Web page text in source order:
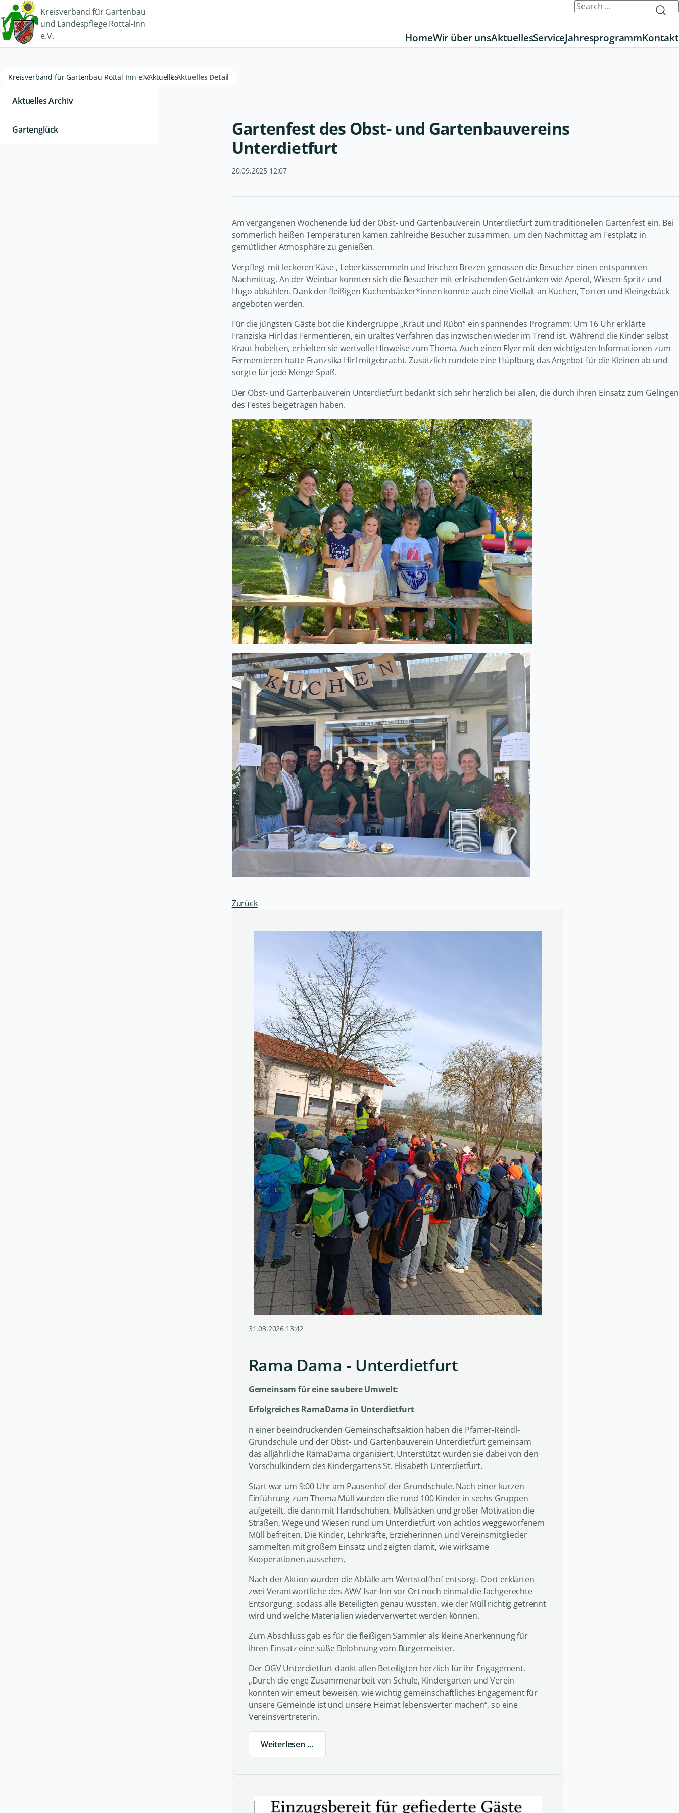
Kreisverband für Gartenbau
und Landespflege Rottal-Inn
e.V.
HomeWir über unsAktuellesServiceJahresprogrammKontakt
Kreisverband für Gartenbau Rottal-Inn e.V.AktuellesAktuelles Detail
Gartenfest des Obst- und Gartenbauvereins
Unterdietfurt
20.09.2025 12:07
Am vergangenen Wochenende lud der Obst- und Gartenbauverein Unterdietfurt zum traditionellen Gartenfest ein. Bei
sommerlich heißen Temperaturen kamen zahlreiche Besucher zusammen, um den Nachmittag am Festplatz in
gemütlicher Atmosphäre zu genießen.
Verpflegt mit leckeren Käse-, Leberkässemmeln und frischen Brezen genossen die Besucher einen entspannten
Nachmittag. An der Weinbar konnten sich die Besucher mit erfrischenden Getränken wie Aperol, Wiesen-Spritz und
Hugo abkühlen. Dank der fleißigen Kuchenbäcker*innen konnte auch eine Vielfalt an Kuchen, Torten und Kleingebäck
angeboten werden.
Für die jüngsten Gäste bot die Kindergruppe „Kraut und Rübn“ ein spannendes Programm: Um 16 Uhr erklärte
Franziska Hirl das Fermentieren, ein uraltes Verfahren das inzwischen wieder im Trend ist. Während die Kinder selbst
Kraut hobelten, erhielten sie wertvolle Hinweise zum Thema. Auch einen Flyer mit den wichtigsten Informationen zum
Fermentieren hatte Franzsika Hirl mitgebracht. Zusätzlich rundete eine Hüpfburg das Angebot für die Kleinen ab und
sorgte für jede Menge Spaß.
Der Obst- und Gartenbauverein Unterdietfurt bedankt sich sehr herzlich bei allen, die durch ihren Einsatz zum Gelingen
des Festes beigetragen haben.
Zurück
31.03.2026 13:42
Rama Dama - Unterdietfurt
Gemeinsam für eine saubere Umwelt:
Erfolgreiches RamaDama in Unterdietfurt
n einer beeindruckenden Gemeinschaftsaktion haben die Pfarrer-Reindl-
Grundschule und der Obst- und Gartenbauverein Unterdietfurt gemeinsam
das alljährliche RamaDama organisiert. Unterstützt wurden sie dabei von den
Vorschulkindern des Kindergartens St. Elisabeth Unterdietfurt.
Start war um 9:00 Uhr am Pausenhof der Grundschule. Nach einer kurzen
Einführung zum Thema Müll wurden die rund 100 Kinder in sechs Gruppen
aufgeteilt, die dann mit Handschuhen, Müllsäcken und großer Motivation die
Straßen, Wege und Wiesen rund um Unterdietfurt von achtlos weggeworfenem
Müll befreiten. Die Kinder, Lehrkräfte, Erzieherinnen und Vereinsmitglieder
sammelten mit großem Einsatz und zeigten damit, wie wirksame
Kooperationen aussehen,
Nach der Aktion wurden die Abfälle am Wertstoffhof entsorgt. Dort erklärten
zwei Verantwortliche des AWV Isar-Inn vor Ort noch einmal die fachgerechte
Entsorgung, sodass alle Beteiligten genau wussten, wie der Müll richtig getrennt
wird und welche Materialien wiederverwertet werden können.
Zum Abschluss gab es für die fleißigen Sammler als kleine Anerkennung für
ihren Einsatz eine süße Belohnung vom Bürgermeister.
Der OGV Unterdietfurt dankt allen Beteiligten herzlich für ihr Engagement.
„Durch die enge Zusammenarbeit von Schule, Kindergarten und Verein
konnten wir erneut beweisen, wie wichtig gemeinschaftliches Engagement für
unsere Gemeinde ist und unsere Heimat lebenswerter machen“, so eine
Vereinsvertreterin.
Weiterlesen …
Aktuelles Archiv
Gartenglück